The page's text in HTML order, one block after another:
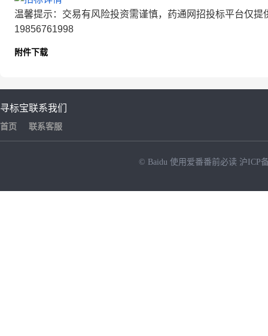
温馨提示：交易有风险投资需谨慎，药通网招投标平台仅
19856761998
附件下载
寻标宝
首页
联系我们
联系客服
© Baidu 使用爱番番前必读 沪ICP